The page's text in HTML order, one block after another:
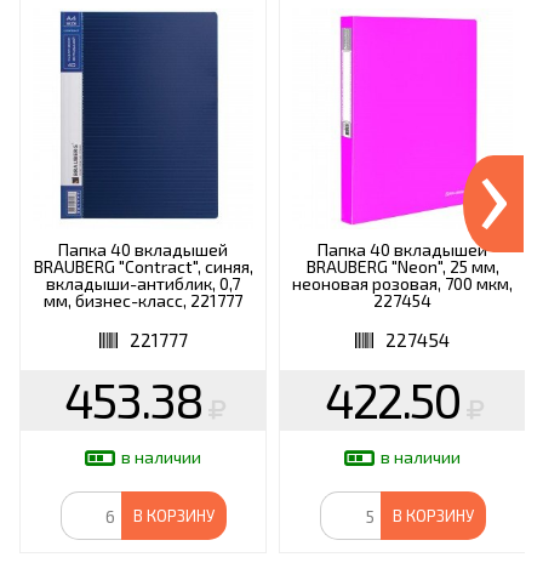
Папка 40 вкладышей
BRAUBERG "Contract", синяя,
вкладыши-антиблик, 0,7
мм, бизнес-класс, 221777
221777
453.38
в наличии
В КОРЗИНУ
Папка 40 вкладышей
BRAUBERG "Neon", 25 мм,
неоновая розовая, 700 мкм,
227454
227454
422.50
в наличии
В КОРЗИНУ
›